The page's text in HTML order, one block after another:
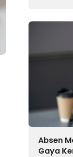
Absen
Gaya